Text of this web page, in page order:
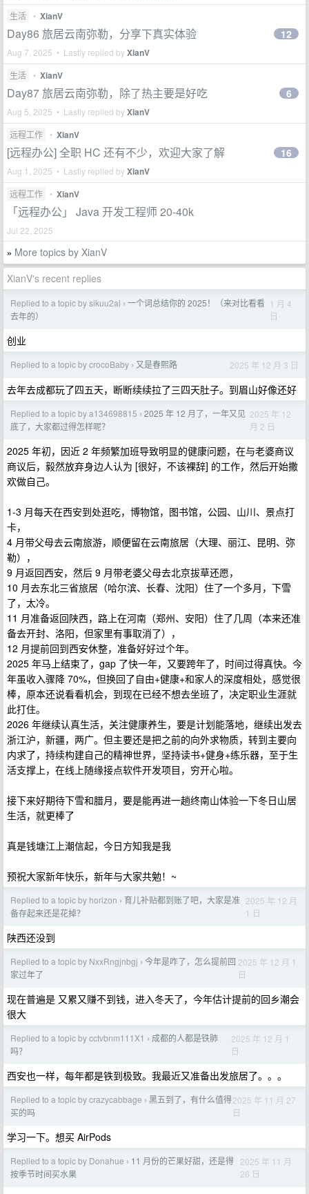
生活 • XianV
Day86 旅居云南弥勒，分享下真实体验
Aug 7, 2025 • Lastly replied byXianV
12
生活 • XianV
Day87 旅居云南弥勒，除了热主要是好吃
Aug 5, 2025 • Lastly replied byXianV
6
远程工作 • XianV
[远程办公] 全职 HC 还有不少，欢迎大家了解
Aug 1, 2025 • Lastly replied byXianV
16
远程工作 • XianV
「远程办公」 Java 开发工程师 20-40k
Jul 22, 2025
» More topics by XianV
XianV's recent replies
Replied to a topic by sikuu2al › 一个词总结你的 2025！（来对比看看
去年的）
1 月 4
日
创业
Replied to a topic by crocoBaby › 又是春熙路 2025 年 12 月 3 日
去年去成都玩了四五天，断断续续拉了三四天肚子。到眉山好像还好
Replied to a topic by a134698815 › 2025 年 12 月了，一年又见
底了，大家都过得怎样呢？
2025 年 12
月 2 日
2025 年初，因近 2 年频繁加班导致明显的健康问题，在与老婆商议
商议后，毅然放弃身边人认为 [很好，不该裸辞] 的工作，然后开始撒
欢做自己。
1-3 月每天在西安到处逛吃，博物馆，图书馆，公园、山川、景点打
卡，
4 月带父母去云南旅游，顺便留在云南旅居（大理、丽江、昆明、弥
勒），
9 月返回西安，然后 9 月带老婆父母去北京拔草还愿，
10 月去东北三省旅居（哈尔滨、长春、沈阳）住了一个多月，下雪
了，太冷。
11 月准备返回陕西，路上在河南（郑州、安阳）住了几周（本来还准
备去开封、洛阳，但家里有事取消了），
12 月提前回到西安休整，准备好好过个年。
2025 年马上结束了，gap 了快一年，又要跨年了，时间过得真快。今
年虽收入骤降 70%，但换回了自由+健康+和家人的深度相处，感觉很
棒，原本还说看看机会，到现在已经不想去坐班了，决定职业生涯就
此打住。
2026 年继续认真生活，关注健康养生，要是计划能落地，继续出发去
浙江沪，新疆，两广。但主要还是把之前的向外求物质，转到主要向
内求了，持续构建自己的精神世界，坚持读书+健身+练乐器，至于生
活支撑上，在线上随缘接点软件开发项目，穷开心啦。
接下来好期待下雪和腊月，要是能再进一趟终南山体验一下冬日山居
生活，就更棒了
真是钱塘江上潮信起，今日方知我是我
预祝大家新年快乐，新年与大家共勉！~
Replied to a topic by horizon › 育儿补贴都到账了吧，大家是准
备存起来还是花掉？
2025 年 12 月
1 日
陕西还没到
Replied to a topic by NxxRngjnbgj › 今年是咋了，怎么提前回
家过年了
2025 年 12 月 1
日
现在普遍是 又累又赚不到钱，进入冬天了，今年估计提前的回乡潮会
很大
Replied to a topic by cctvbnm111X1 › 成都的人都是铁肺
吗？
2025 年 12 月 1
日
西安也一样，每年都是铁到极致。我最近又准备出发旅居了。。。
Replied to a topic by crazycabbage › 黑五到了，有什么值得
买的吗
2025 年 11 月 27
日
学习一下。想买 AirPods
Replied to a topic by Donahue › 11 月份的芒果好甜，还是得
按季节时间买水果
2025 年 11 月
26 日